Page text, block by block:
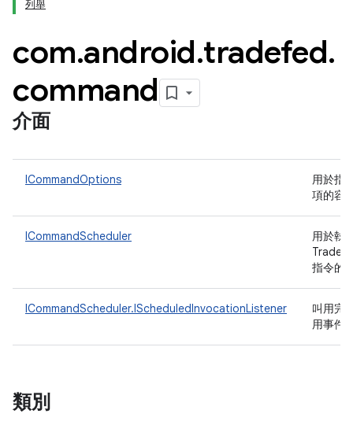
列舉
com.android.tradefed.
command
介面
ICommandOptions
用於指
項的容
ICommandScheduler
用於執
指令的
ICommandScheduler.IScheduledInvocationListener
叫用完
用事件
類別